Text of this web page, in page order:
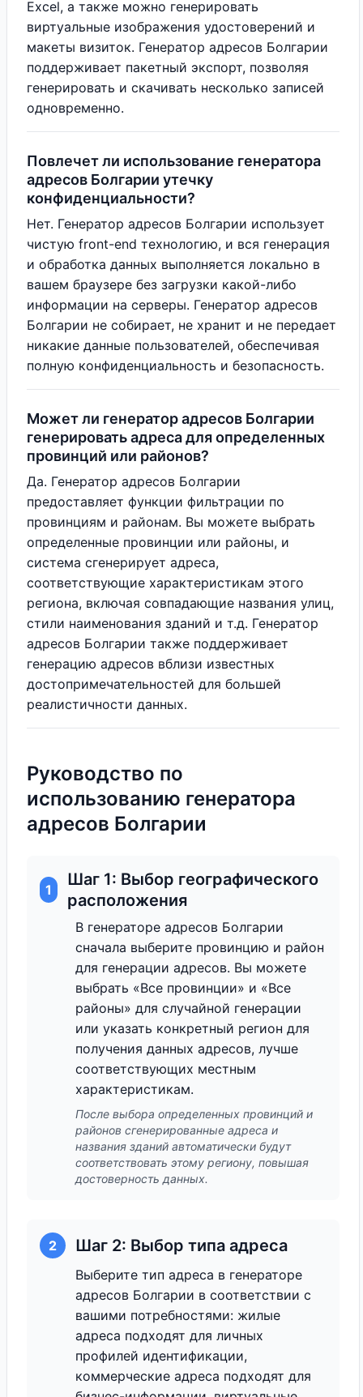
Excel, а также можно генерировать
виртуальные изображения удостоверений и
макеты визиток. Генератор адресов Болгарии
поддерживает пакетный экспорт, позволяя
генерировать и скачивать несколько записей
одновременно.
Повлечет ли использование генератора
адресов Болгарии утечку
конфиденциальности?
Нет. Генератор адресов Болгарии использует
чистую front-end технологию, и вся генерация
и обработка данных выполняется локально в
вашем браузере без загрузки какой-либо
информации на серверы. Генератор адресов
Болгарии не собирает, не хранит и не передает
никакие данные пользователей, обеспечивая
полную конфиденциальность и безопасность.
Может ли генератор адресов Болгарии
генерировать адреса для определенных
провинций или районов?
Да. Генератор адресов Болгарии
предоставляет функции фильтрации по
провинциям и районам. Вы можете выбрать
определенные провинции или районы, и
система сгенерирует адреса,
соответствующие характеристикам этого
региона, включая совпадающие названия улиц,
стили наименования зданий и т.д. Генератор
адресов Болгарии также поддерживает
генерацию адресов вблизи известных
достопримечательностей для большей
реалистичности данных.
Руководство по
использованию генератора
адресов Болгарии
1
Шаг 1: Выбор географического
расположения
В генераторе адресов Болгарии
сначала выберите провинцию и район
для генерации адресов. Вы можете
выбрать «Все провинции» и «Все
районы» для случайной генерации
или указать конкретный регион для
получения данных адресов, лучше
соответствующих местным
характеристикам.
После выбора определенных провинций и
районов сгенерированные адреса и
названия зданий автоматически будут
соответствовать этому региону, повышая
достоверность данных.
2 Шаг 2: Выбор типа адреса
Выберите тип адреса в генераторе
адресов Болгарии в соответствии с
вашими потребностями: жилые
адреса подходят для личных
профилей идентификации,
коммерческие адреса подходят для